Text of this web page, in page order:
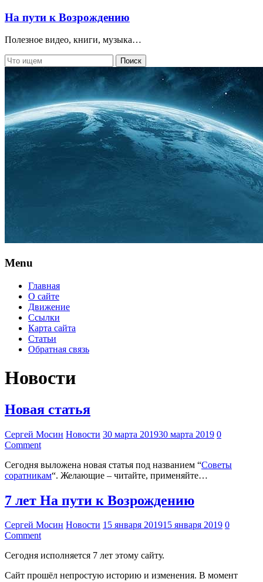
На пути к Возрождению
Полезное видео, книги, музыка…
Menu
Главная
О сайте
Движение
Ссылки
Карта сайта
Статьи
Обратная связь
Новости
Новая статья
Сергей Мосин Новости 30 марта 201930 марта 2019 0
Comment
Сегодня выложена новая статья под названием “Советы
соратникам“. Желающие – читайте, применяйте…
7 лет На пути к Возрождению
Сергей Мосин Новости 15 января 201915 января 2019 0
Comment
Сегодня исполняется 7 лет этому сайту.
Сайт прошёл непростую историю и изменения. В момент